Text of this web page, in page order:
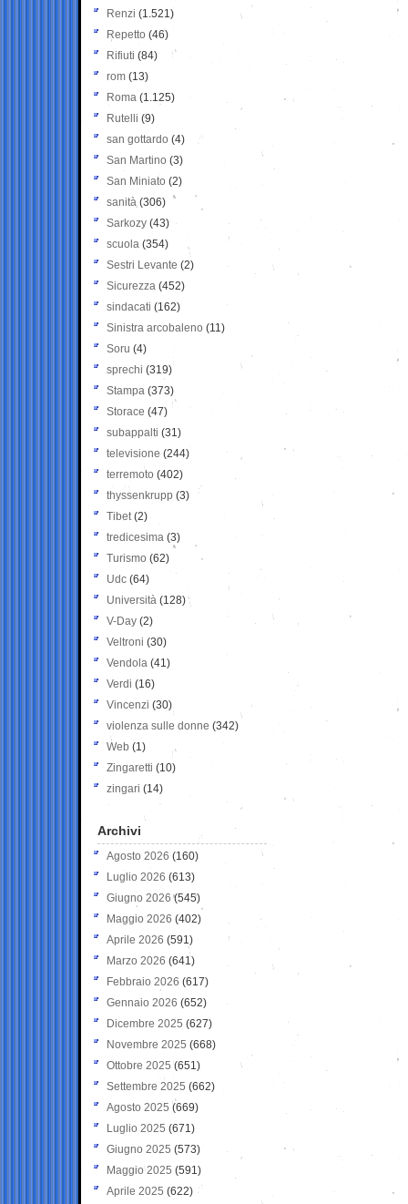
Renzi (1.521)
Repetto (46)
Rifiuti (84)
rom (13)
Roma (1.125)
Rutelli (9)
san gottardo (4)
San Martino (3)
San Miniato (2)
sanità (306)
Sarkozy (43)
scuola (354)
Sestri Levante (2)
Sicurezza (452)
sindacati (162)
Sinistra arcobaleno (11)
Soru (4)
sprechi (319)
Stampa (373)
Storace (47)
subappalti (31)
televisione(244)
terremoto (402)
thyssenkrupp (3)
Tibet(2)
tredicesima (3)
Turismo (62)
Udc (64)
Università (128)
V-Day (2)
Veltroni (30)
Vendola (41)
Verdi (16)
Vincenzi (30)
violenza sulle donne (342)
Web (1)
Zingaretti (10)
zingari (14)
Archivi
Agosto 2026 (160)
Luglio 2026 (613)
Giugno 2026 (545)
Maggio 2026 (402)
Aprile 2026 (591)
Marzo 2026 (641)
Febbraio 2026 (617)
Gennaio 2026 (652)
Dicembre 2025 (627)
Novembre 2025 (668)
Ottobre 2025 (651)
Settembre 2025 (662)
Agosto 2025 (669)
Luglio 2025 (671)
Giugno 2025 (573)
Maggio 2025 (591)
Aprile 2025 (622)